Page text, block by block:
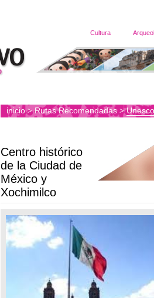
Cultura
inicio>Rutas Recomendadas>
Centro histórico
de la Ciudad de
México y
Xochimilco